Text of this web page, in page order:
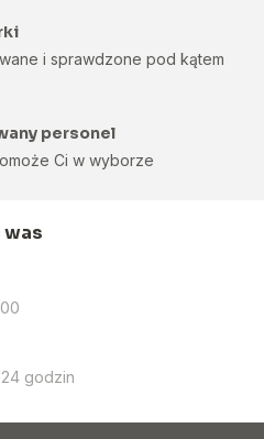
i sprawdzone pod kątem
personel
Ci w wyborze
was
godzin